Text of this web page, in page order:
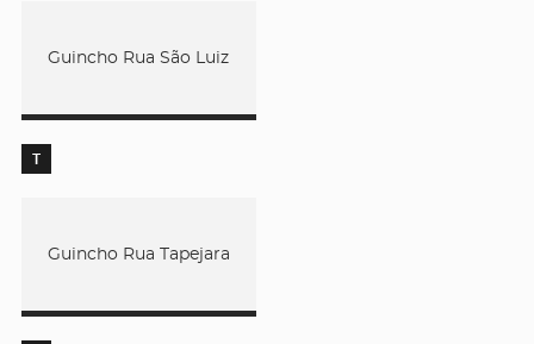
Guincho Rua São Luiz
T
Guincho Rua Tapejara